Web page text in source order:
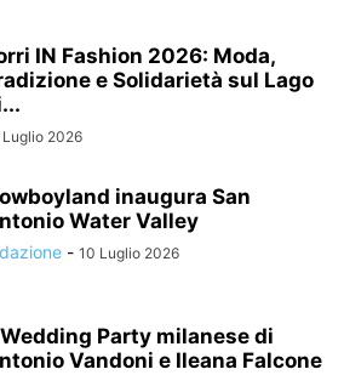
IN Fashion 2026: Moda,
e Solidarietà sul Lago
Luglio 2026
inaugura San
Water Valley
- 10 Luglio 2026
Party milanese di
Vandoni e Ileana Falcone